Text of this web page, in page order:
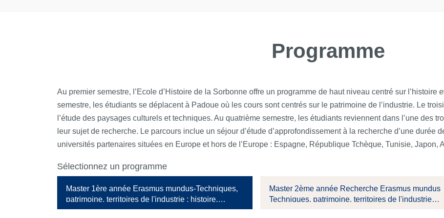
Programme
Au premier semestre, l’Ecole d’Histoire de la Sorbonne offre un programme de haut niveau centré sur l’histoire
semestre, les étudiants se déplacent à Padoue où les cours sont centrés sur le patrimoine de l’industrie. Le
l’étude des paysages culturels et techniques. Au quatrième semestre, les étudiants reviennent dans l’une des
leur sujet de recherche. Le parcours inclue un séjour d’étude d’approfondissement à la recherche d’une durée
universités partenaires situées en Europe et hors de l’Europe : Espagne, République Tchèque, Tunisie, Japon,
Sélectionnez un programme
Master 1ère année Erasmus mundus-Techniques,
patrimoine, territoires de l'industrie : histoire,
valorisation didactique
Master 2ème année Recherche Erasmus mundus
Techniques, patrimoine, territoires de l'industrie